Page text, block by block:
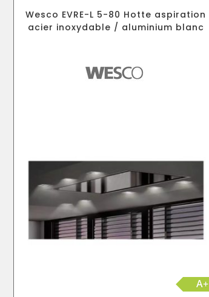
Wesco EVRE-L 5-80 Hotte aspiration
acier inoxydable / aluminium blanc
A+